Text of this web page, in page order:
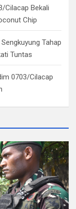
Cilacap Bekali
Chip
Tahap
Tuntas
0703/Cilacap